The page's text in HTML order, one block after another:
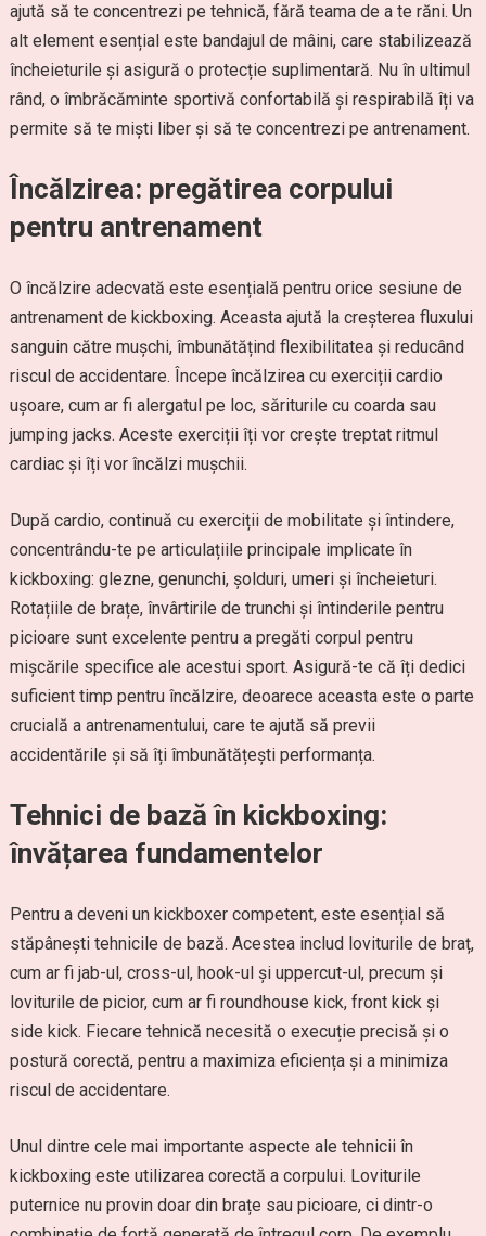
ajută să te concentrezi pe tehnică, fără teama de a te răni. Un
alt element esențial este bandajul de mâini, care stabilizează
încheieturile și asigură o protecție suplimentară. Nu în ultimul
rând, o îmbrăcăminte sportivă confortabilă și respirabilă îți va
permite să te miști liber și să te concentrezi pe antrenament.
Încălzirea: pregătirea corpului
pentru antrenament
O încălzire adecvată este esențială pentru orice sesiune de
antrenament de kickboxing. Aceasta ajută la creșterea fluxului
sanguin către mușchi, îmbunătățind flexibilitatea și reducând
riscul de accidentare. Începe încălzirea cu exerciții cardio
ușoare, cum ar fi alergatul pe loc, săriturile cu coarda sau
jumping jacks. Aceste exerciții îți vor crește treptat ritmul
cardiac și îți vor încălzi mușchii.
După cardio, continuă cu exerciții de mobilitate și întindere,
concentrându-te pe articulațiile principale implicate în
kickboxing: glezne, genunchi, șolduri, umeri și încheieturi.
Rotațiile de brațe, învârtirile de trunchi și întinderile pentru
picioare sunt excelente pentru a pregăti corpul pentru
mișcările specifice ale acestui sport. Asigură-te că îți dedici
suficient timp pentru încălzire, deoarece aceasta este o parte
crucială a antrenamentului, care te ajută să previi
accidentările și să îți îmbunătățești performanța.
Tehnici de bază în kickboxing:
învățarea fundamentelor
Pentru a deveni un kickboxer competent, este esențial să
stăpânești tehnicile de bază. Acestea includ loviturile de braț,
cum ar fi jab-ul, cross-ul, hook-ul și uppercut-ul, precum și
loviturile de picior, cum ar fi roundhouse kick, front kick și
side kick. Fiecare tehnică necesită o execuție precisă și o
postură corectă, pentru a maximiza eficiența și a minimiza
riscul de accidentare.
Unul dintre cele mai importante aspecte ale tehnicii în
kickboxing este utilizarea corectă a corpului. Loviturile
puternice nu provin doar din brațe sau picioare, ci dintr-o